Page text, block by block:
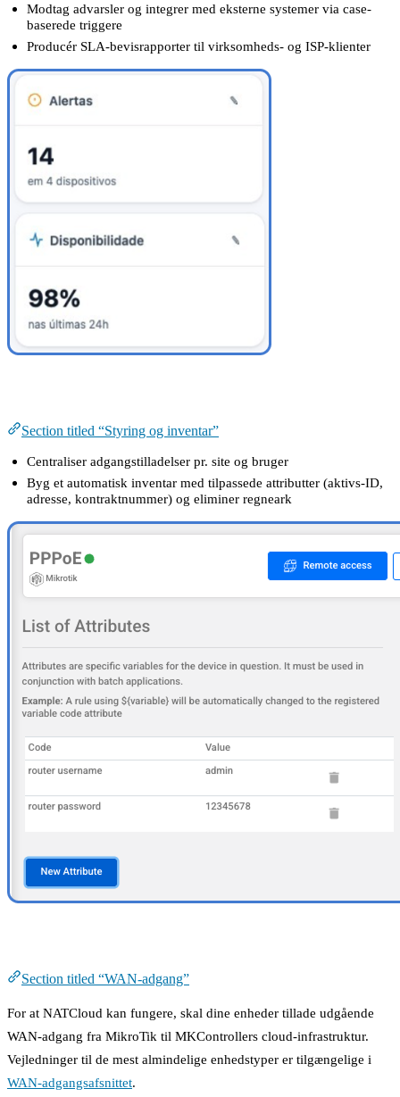
Modtag advarsler og integrer med eksterne systemer via case-
baserede triggere
Producér SLA-bevisrapporter til virksomheds- og ISP-klienter
Section titled “Styring og inventar”
Centraliser adgangstilladelser pr. site og bruger
Byg et automatisk inventar med tilpassede attributter (aktivs-ID,
adresse, kontraktnummer) og eliminer regneark
Section titled “WAN-adgang”
For at NATCloud kan fungere, skal dine enheder tillade udgående
WAN-adgang fra MikroTik til MKControllers cloud-infrastruktur.
Vejledninger til de mest almindelige enhedstyper er tilgængelige i
WAN-adgangsafsnittet.